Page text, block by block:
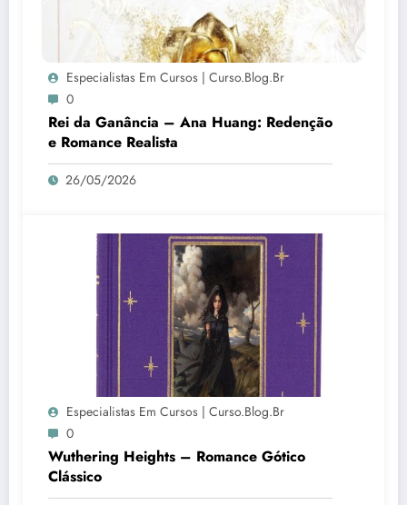
Especialistas Em Cursos | Curso.blog.br
0
Rei da Ganância – Ana Huang: Redenção
e Romance Realista
26/05/2026
Especialistas Em Cursos | Curso.blog.br
0
Wuthering Heights – Romance Gótico
Clássico